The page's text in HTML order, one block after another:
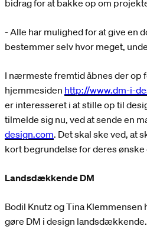
bidrag for at bakke op om
- Alle har mulighed for at give en
bestemmer selv hvor meget,
I nærmeste fremtid åbnes der op
hjemmesiden http://www.dm-i-
er interesseret i at stille op til
tilmelde sig nu, ved at sende en
design.com. Det skal ske ved, at
kort begrundelse for deres
Landsdækkende DM
Bodil Knutz og Tina
gøre DM i design landsdækkende.